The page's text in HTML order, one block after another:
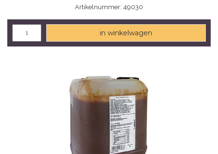
Artikelnummer: 49030
in winkelwagen